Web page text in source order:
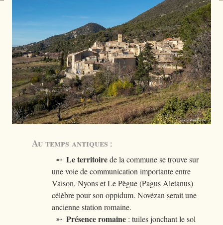
Au temps antiques :
➵ Le territoirede la commune se trouve sur
une voie de communication importante entre
Vaison, Nyons et Le Pègue (Pagus Aletanus)
célèbre pour son oppidum. Novézan serait une
ancienne station romaine.
➵ Présence romaine : tuiles jonchant le sol